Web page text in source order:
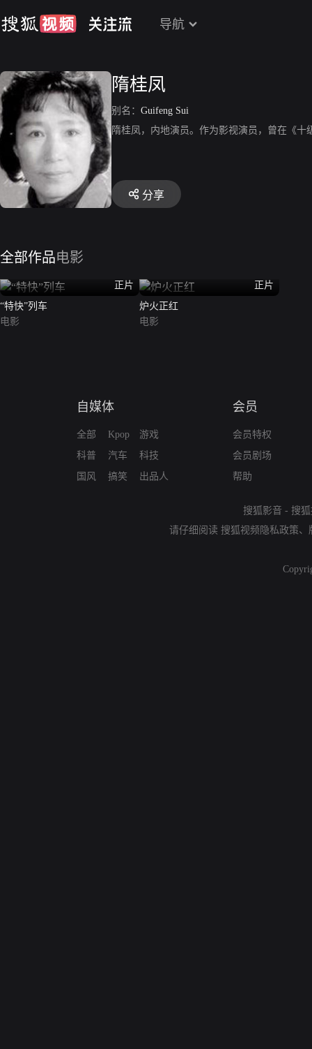
导航
隋桂凤
别名： Guifeng Sui
隋桂凤，内地演员。作为影视演员，曾在《
分享
全部作品电影
正片
“特快”列车
电影
正片
炉火正红
电影
自媒体
全部
科普
国风
Kpop
汽车
搞笑
游戏
科技
出品人
会员
会员特权
会员剧场
帮助
搜狐影音 - 搜
请仔细阅读 搜狐视频隐私政策、